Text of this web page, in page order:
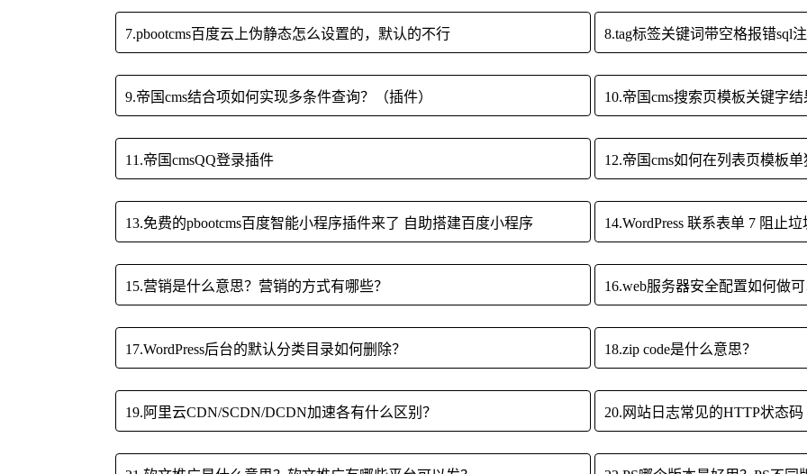
7.pbootcms百度云上伪静态怎么设置的，默认的不行 8.tag标签关键词带空格报错sql
9.帝国cms结合项如何实现多条件查询？（插件） 10.帝国cms搜索页模板关键字
11.帝国cmsQQ登录插件 12.帝国cms如何在列表页模板
13.免费的pbootcms百度智能小程序插件来了 自助搭建百度小程序 14.WordPress 联系表单 7 阻止
15.营销是什么意思？营销的方式有哪些？ 16.web服务器安全配置如何做
17.WordPress后台的默认分类目录如何删除？ 18.zip code是什么意思？
19.阿里云CDN/SCDN/DCDN加速各有什么区别？ 20.网站日志常见的HTTP状态码